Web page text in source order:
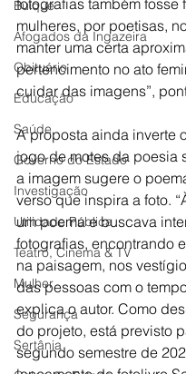
Buíque
Afogados da Ingazeira
Obituário
Educação
Saúde
Governo do Estado
Investigação
Utilidade Pública
Teatro, Cinema & TV
Mulher
Segurança
Sertânia
fotografias também fosse
mulheres, por poetisas,
manter uma certa
pertencimento no ato
cuidar das imagens”,
A proposta ainda inverte
jogo de motes da poesia
a imagem sugere o
verso que inspira a foto.
um poema e buscava
fotografias, encontrando
na paisagem, nos
das pessoas com o
explica o autor. Como
do projeto, está previsto
segundo semestre de